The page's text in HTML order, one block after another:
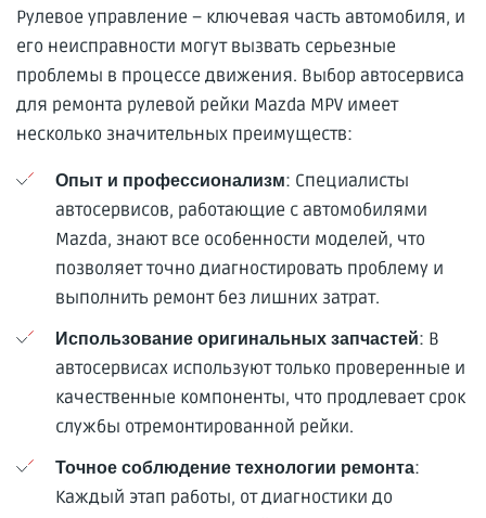
Рулевое управление – ключевая часть автомобиля, и
его неисправности могут вызвать серьезные
проблемы в процессе движения. Выбор автосервиса
для ремонта рулевой рейки Mazda MPV имеет
несколько значительных преимуществ:
Опыт и профессионализм: Специалисты
автосервисов, работающие с автомобилями
Mazda, знают все особенности моделей, что
позволяет точно диагностировать проблему и
выполнить ремонт без лишних затрат.
Использование оригинальных запчастей: В
автосервисах используют только проверенные и
качественные компоненты, что продлевает срок
службы отремонтированной рейки.
Точное соблюдение технологии ремонта:
Каждый этап работы, от диагностики до